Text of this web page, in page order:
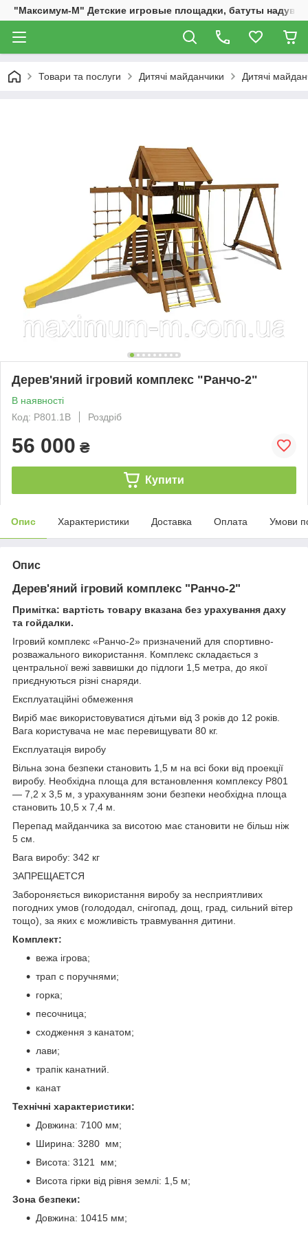
"Максимум-М" Детские игровые площадки, батуты
Товари та послуги Дитячі майданчики Дитячі
Дерев'яний ігровий комплекс "Ранчо-2"
В наявності
Код: P801.1B
Роздріб
56 000 ₴
Купити
Опис Характеристики Доставка Оплата Умови
Опис
Дерев'яний ігровий комплекс "Ранчо-2"
Примітка: вартість товару вказана без урахування даху
та гойдалки.
Ігровий комплекс «Ранчо-2» призначений для спортивно-
розважального використання. Комплекс складається з
центральної вежі заввишки до підлоги 1,5 метра, до якої
приєднуються різні снаряди.
Експлуатаційні обмеження
Виріб має використовуватися дітьми від 3 років до 12 років.
Вага користувача не має перевищувати 80 кг.
Експлуатація виробу
Вільна зона безпеки становить 1,5 м на всі боки від проекції
виробу. Необхідна площа для встановлення комплексу Р801
— 7,2 х 3,5 м, з урахуванням зони безпеки необхідна площа
становить 10,5 х 7,4 м.
Перепад майданчика за висотою має становити не більш ніж
5 см.
Вага виробу: 342 кг
ЗАПРЕЩАЕТСЯ
Забороняється використання виробу за несприятливих
погодних умов (голододал, снігопад, дощ, град, сильний вітер
тощо), за яких є можливість травмування дитини.
Комплект:
вежа ігрова;
трап с поручнями;
горка;
песочница;
сходження з канатом;
лави;
трапік канатний.
канат
Технічні характеристики:
Довжина: 7100 мм;
Ширина: 3280 мм;
Висота: 3121 мм;
Висота гірки від рівня землі: 1,5 м;
Зона безпеки:
Довжина: 10415 мм;